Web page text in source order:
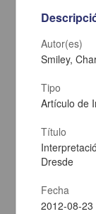
Carta de José
informa se irá a la
Multidisciplina
Autor(es)
Smiley,
Tipo
Artículo de
Título
Dresde
Fecha
2012-08-23